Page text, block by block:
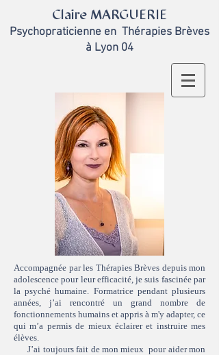
Claire MARGUERIE
Psychopraticienne en Thérapies Brèves
à Lyon 04
Accompagnée par les Thérapies Brèves depuis mon
adolescence pour leur efficacité, je suis fascinée par
la psyché humaine. Formatrice pendant plusieurs
années, j’ai rencontré un grand nombre de
fonctionnements humains et appris à m'y adapter, ce
qui m’a permis de mieux éclairer et instruire mes
élèves.
J’ai toujours fait de mon mieux pour aider mon